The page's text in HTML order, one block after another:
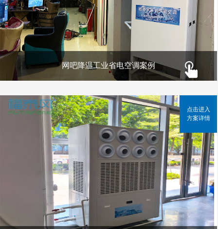
网吧降温工业省电空调案例
点击进入
方案详情